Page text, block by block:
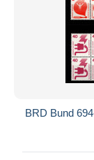
BRD Bund